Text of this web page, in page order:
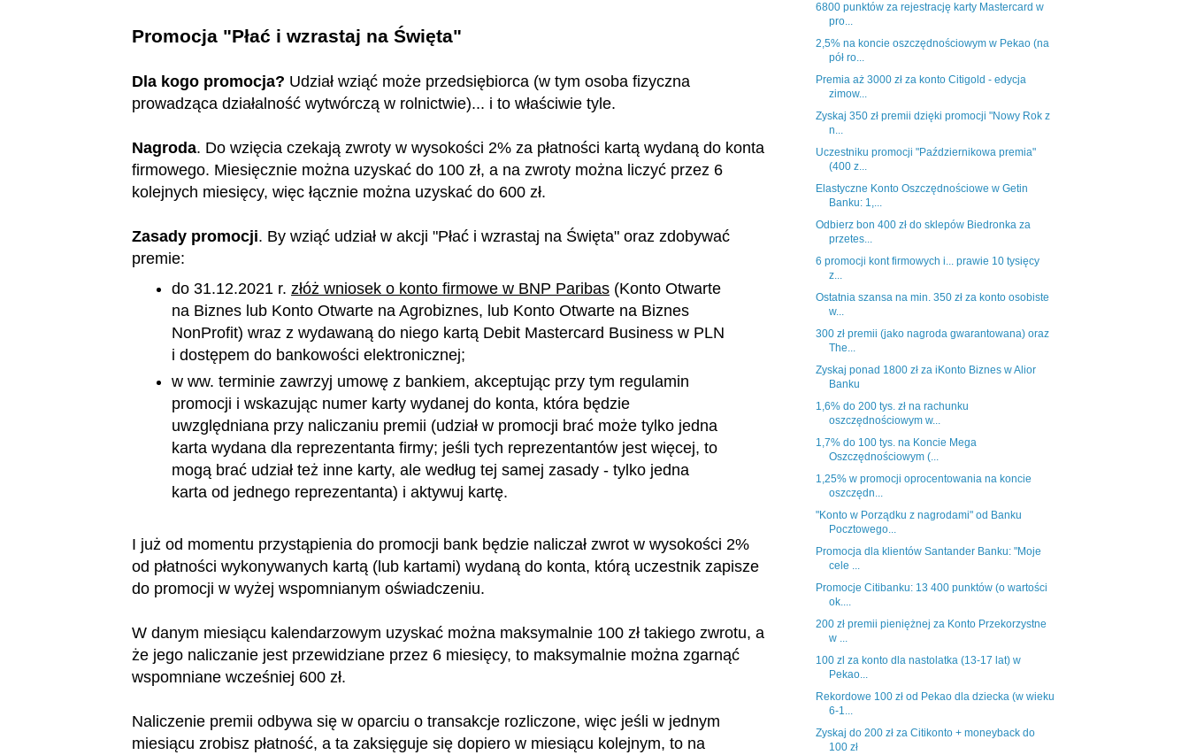
Promocja "Płać i wzrastaj na Święta"
Dla kogo promocja? Udział wziąć może przedsiębiorca (w tym osoba fizyczna
prowadząca działalność wytwórczą w rolnictwie)... i to właściwie tyle.
Nagroda. Do wzięcia czekają zwroty w wysokości 2% za płatności kartą wydaną do konta
firmowego. Miesięcznie można uzyskać do 100 zł, a na zwroty można liczyć przez 6
kolejnych miesięcy, więc łącznie można uzyskać do 600 zł.
Zasady promocji. By wziąć udział w akcji "Płać i wzrastaj na Święta" oraz zdobywać
premie:
do 31.12.2021 r. złóż wniosek o konto firmowe w BNP Paribas (Konto Otwarte
na Biznes lub Konto Otwarte na Agrobiznes, lub Konto Otwarte na Biznes
NonProfit) wraz z wydawaną do niego kartą Debit Mastercard Business w PLN
i dostępem do bankowości elektronicznej;
w ww. terminie zawrzyj umowę z bankiem, akceptując przy tym regulamin
promocji i wskazując numer karty wydanej do konta, która będzie
uwzględniana przy naliczaniu premii (udział w promocji brać może tylko jedna
karta wydana dla reprezentanta firmy; jeśli tych reprezentantów jest więcej, to
mogą brać udział też inne karty, ale według tej samej zasady - tylko jedna
karta od jednego reprezentanta) i aktywuj kartę.
I już od momentu przystąpienia do promocji bank będzie naliczał zwrot w wysokości 2%
od płatności wykonywanych kartą (lub kartami) wydaną do konta, którą uczestnik zapisze
do promocji w wyżej wspomnianym oświadczeniu.
W danym miesiącu kalendarzowym uzyskać można maksymalnie 100 zł takiego zwrotu, a
że jego naliczanie jest przewidziane przez 6 miesięcy, to maksymalnie można zgarnąć
wspomniane wcześniej 600 zł.
Naliczenie premii odbywa się w oparciu o transakcje rozliczone, więc jeśli w jednym
miesiącu zrobisz płatność, a ta zaksięguje się dopiero w miesiącu kolejnym, to na
6800 punktów za rejestrację karty Mastercard w
pro...
2,5% na koncie oszczędnościowym w Pekao (na
pół ro...
Premia aż 3000 zł za konto Citigold - edycja
zimow...
Zyskaj 350 zł premii dzięki promocji "Nowy Rok z
n...
Uczestniku promocji "Październikowa premia"
(400 z...
Elastyczne Konto Oszczędnościowe w Getin
Banku: 1,...
Odbierz bon 400 zł do sklepów Biedronka za
przetes...
6 promocji kont firmowych i... prawie 10 tysięcy
z...
Ostatnia szansa na min. 350 zł za konto osobiste
w...
300 zł premii (jako nagroda gwarantowana) oraz
The...
Zyskaj ponad 1800 zł za iKonto Biznes w Alior
Banku
1,6% do 200 tys. zł na rachunku
oszczędnościowym w...
1,7% do 100 tys. na Koncie Mega
Oszczędnościowym (...
1,25% w promocji oprocentowania na koncie
oszczędn...
"Konto w Porządku z nagrodami" od Banku
Pocztowego...
Promocja dla klientów Santander Banku: "Moje
cele ...
Promocje Citibanku: 13 400 punktów (o wartości
ok....
200 zł premii pieniężnej za Konto Przekorzystne
w ...
100 zl za konto dla nastolatka (13-17 lat) w
Pekao...
Rekordowe 100 zł od Pekao dla dziecka (w wieku
6-1...
Zyskaj do 200 zł za Citikonto + moneyback do
100 zł